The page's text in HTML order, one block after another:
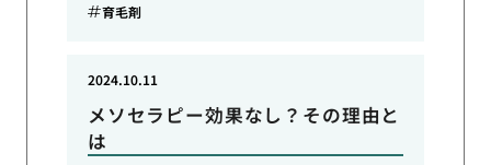
育毛剤
メソセラピー効果なし？その理由と
は
2024.10.11